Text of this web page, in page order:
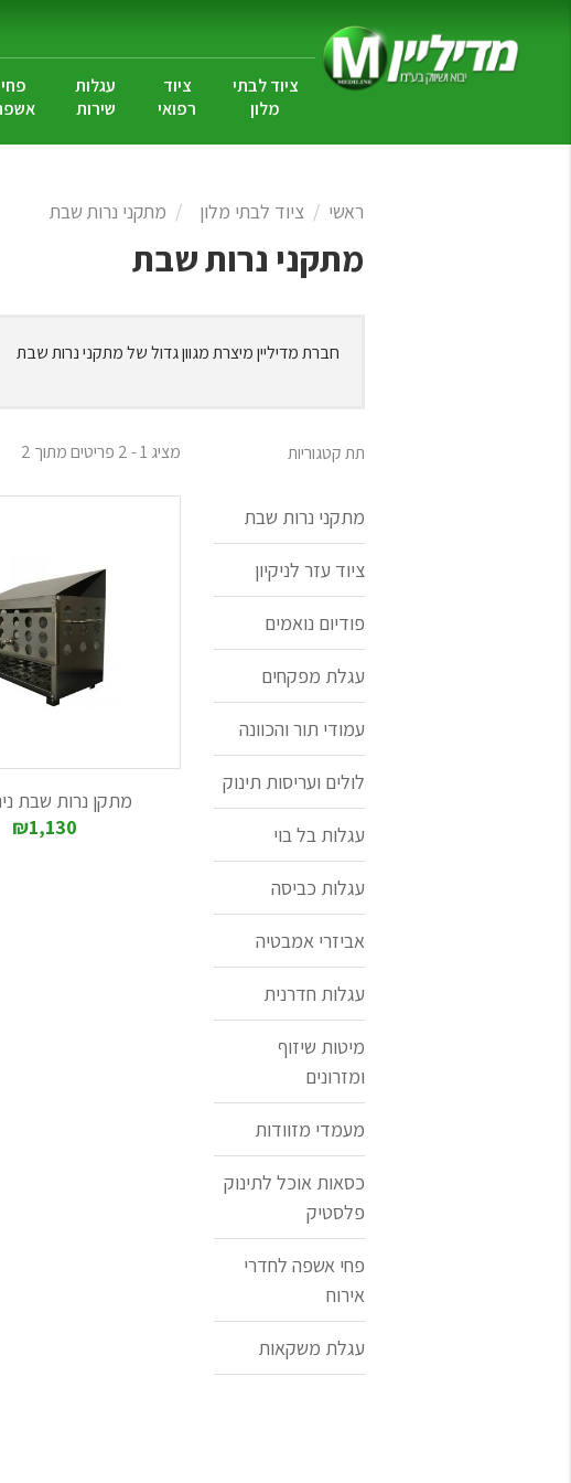
ציוד לבתי
מלון
ציוד
רפואי
עגלות
שירות
פחי
ראשי ציוד לבתי מלון מתקני נרות שבת
מתקני נרות שבת
חברת מדיליין מיצרת מגוון גדול של מתקני נרות שבת
תת קטגוריות
מתקני נרות שבת
ציוד עזר לניקיון
פודיום נואמים
עגלת מפקחים
עמודי תור והכוונה
לולים ועריסות תינוק
עגלות בל בוי
עגלות כביסה
אביזרי אמבטיה
עגלות חדרנית
מיטות שיזוף
ומזרונים
מעמדי מזוודות
כסאות אוכל לתינוק
פלסטיק
פחי אשפה לחדרי
אירוח
עגלת משקאות
מציג 1 - 2 פריטים מתוך 2
מתקן נרות שבת
₪1,130